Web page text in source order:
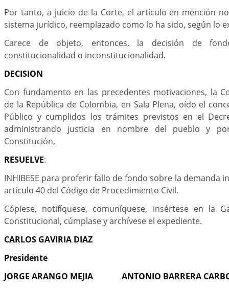
Por tanto, a juicio de la Corte, el artículo en mención
sistema jurídico, reemplazado como lo ha sido, según lo
Carece de objeto, entonces, la decisión de
constitucionalidad o inconstitucionalidad.
DECISION
Con fundamento en las precedentes motivaciones, la
de la República de Colombia, en Sala Plena, oído el
Público y cumplidos los trámites previstos en el
administrando justicia en nombre del pueblo y
Constitución,
RESUELVE:
INHIBESE para proferir fallo de fondo sobre la demanda
artículo 40 del Código de Procedimiento Civil.
Cópiese, notifíquese, comuníquese, insértese en la
Constitucional, cúmplase y archívese el expediente.
CARLOS GAVIRIA DIAZ
Presidente
JORGE ARANGO MEJIA ANTONIO BARRERA